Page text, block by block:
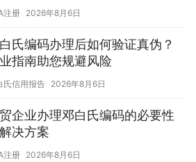
注册 2026年8月6日
氏编码办理后如何验证真伪？
指南助您规避风险
氏信用报告 2026年8月6日
企业办理邓白氏编码的必要性
决方案
注册 2026年8月6日